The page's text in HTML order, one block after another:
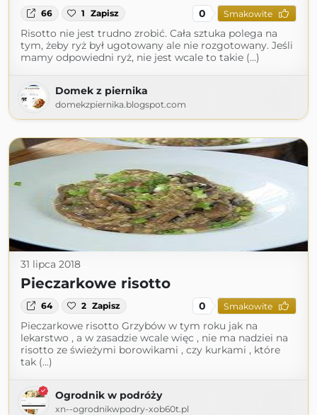
66 1 Zapisz 0 Smakowite
Risotto nie jest trudno zrobić. Cała sztuka polega na
tym, żeby ryż był ugotowany ale nie rozgotowany. Jeśli
mamy odpowiedni ryż, nie jest wcale to takie (...)
Domek z piernika
domekzpiernika.blogspot.com
31 lipca 2018
Pieczarkowe risotto
64 2 Zapisz 0 Smakowite
Pieczarkowe risotto Grzybów w tym roku jak na
lekarstwo , a w zasadzie wcale więc , nie ma nadziei na
risotto ze świeżymi borowikami , czy kurkami , które
tak (...)
Ogrodnik w podróży
xn--ogrodnikwpodry-xob60t.pl